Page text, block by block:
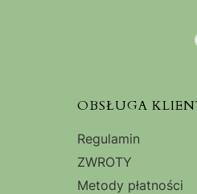
OBSŁUGA
Regulamin
ZWROTY
Metody płatności